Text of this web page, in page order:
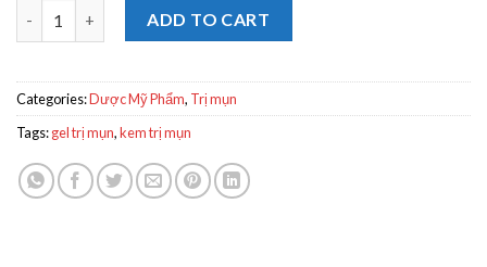
Thương hiệu: Eucerin Gel Eucerin Pro Acne A.I Clearing
ADD TO CART
Categories:Dược Mỹ Phẩm, Trị mụn
Tags:gel trị mụn,kem trị mụn